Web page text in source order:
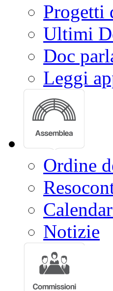
Progetti
Ultimi
Doc
Leggi
Ordine
Notizie